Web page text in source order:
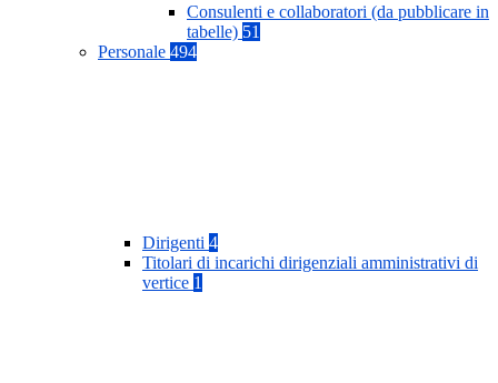
Consulenti e collaboratori (da pubblicare in
tabelle) 51
Personale 494
Dirigenti 4
Titolari di incarichi dirigenziali amministrativi di
vertice 1